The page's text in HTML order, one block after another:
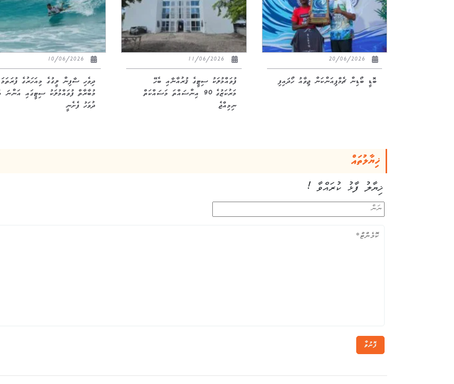
20/06/2026
ބޮޑީ ބޯޑިން ޗެމްޕިއަންކަން ޖިވާއު ހޯދައިފި
ފުވައްމުލަކު ސިޓީގެ ޤުރުއާނާއި ބެހޭ
މަރުކަޒުގެ 90 އިންސައްތަ މަސައްކަތް
ނިމިއްޖެ
10/06/2026
ދިވެހި ސާފިން ލީގުގެ މިއަހަރުގެ ފުރަތަމަ
މުބާރާތް ފުވައްމުލަކު ސިޓީގައި އަންނަ
ދުވަހު ފެށެނީ
ޚިޔާލުތައް
ޚިޔާލު ފާޅު ކުރައްވާ !
ފޮނުވާ